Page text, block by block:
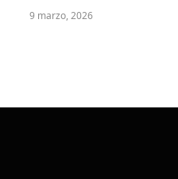
9 marzo, 2026